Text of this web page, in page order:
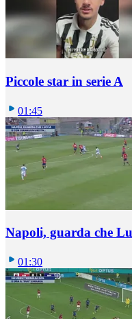
Piccole star in serie A
01:45
Napoli, guarda che
01:30